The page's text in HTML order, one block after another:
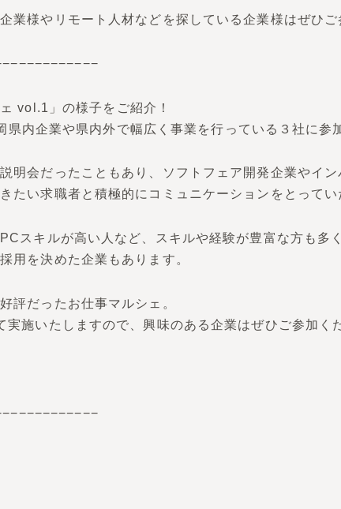
業様やリモート人材などを探している企業様はぜひ
vol.1」の様子をご紹介！
内企業や県内外で幅広く事業を行っている３社に参
明会だったこともあり、ソフトフェア開発企業やイ
たい求職者と積極的にコミュニケーションをとって
スキルが高い人など、スキルや経験が豊富な方も多
用を決めた企業もあります。
評だったお仕事マルシェ。
実施いたしますので、興味のある企業はぜひご参加く